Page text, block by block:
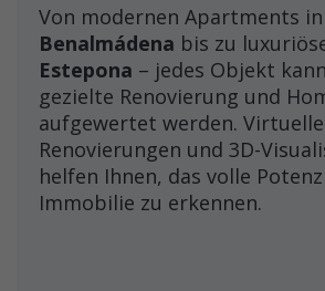
Von modernen Apartments in
Benalmádena bis zu
Estepona – jedes Objekt
gezielte Renovierung und
aufgewertet werden. Virtuelle
Renovierungen und 3D-
helfen Ihnen, das volle
Immobilie zu erkennen.